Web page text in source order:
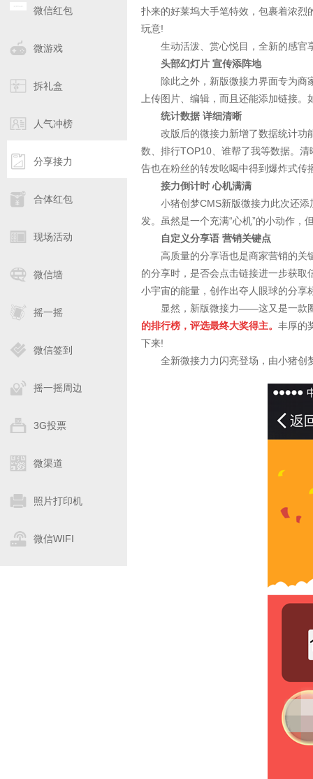
微信红包
微游戏
拆礼盒
人气冲榜
分享接力
合体红包
现场活动
微信墙
摇一摇
微信签到
摇一摇周边
3G投票
微渠道
照片打印机
微信WIFI
扑来的好莱坞大手笔特效，包裹着浓
玩意!
生动活泼、赏心悦目，全新的感官
头部幻灯片 宣传添阵地
除此之外，新版微接力界面专为商
上传图片、编辑，而且还能添加链接
统计数据 详细清晰
改版后的微接力新增了数据统计功
数、排行TOP10、谁帮了我等数据。
告也在粉丝的转发吆喝中得到爆炸式传
接力倒计时 心机满满
小猪创梦CMS新版微接力此次还添
发。虽然是一个充满“心机”的小动作，
自定义分享语 营销关键点
高质量的分享语也是商家营销的关
的分享时，是否会点击链接进一步获
小宇宙的能量，创作出夺人眼球的分享
显然，新版微接力——这又是一款圈
的排行榜，评选最终大奖得主。 丰厚的
下来!
全新微接力力闪亮登场，由小猪创